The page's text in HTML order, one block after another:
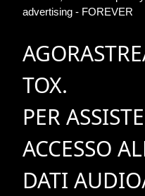
advertising - FOREVER
TOX.
PER
ACCESSO
DATI